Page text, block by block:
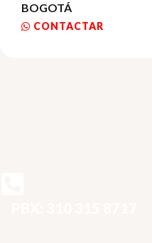
BOGOTÁ
CONTACTAR